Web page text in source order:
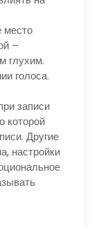
место
–
глухим.
голоса.
записи
которой
Другие
настройки